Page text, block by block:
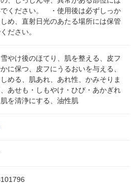
ください。 ・使用後は必ずしっか
め、直射日光のあたる場所には保管
ださい。
やけ後のほてり、肌を整える、皮フ
に保つ、皮フにうるおいを与える、
める、肌あれ、あれ性、かみそりま
あせも・しもやけ・ひび・あかぎれ
を清浄にする、油性肌